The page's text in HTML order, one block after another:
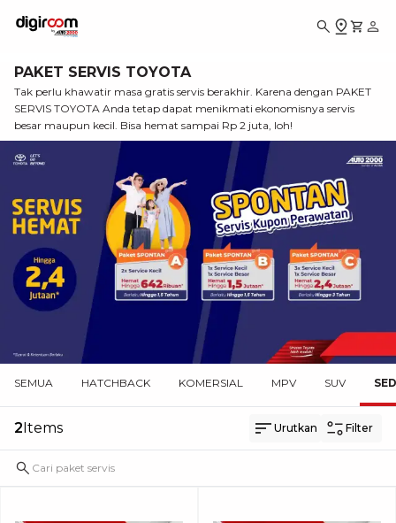
PAKET SERVIS TOYOTA
Tak perlu khawatir masa gratis servis berakhir. Karena dengan PAKET
SERVIS TOYOTA Anda tetap dapat menikmati ekonomisnya servis
besar maupun kecil. Bisa hemat sampai Rp 2 juta, loh!
SEMUA HATCHBACK KOMERSIAL MPV SUV
2Items Urutkan Filter